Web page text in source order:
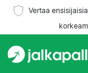
Vertaa